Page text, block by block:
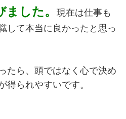
した。
現在は仕事も
して本当に良かったと思っ
たら、頭ではなく心で決め
得られやすいです。